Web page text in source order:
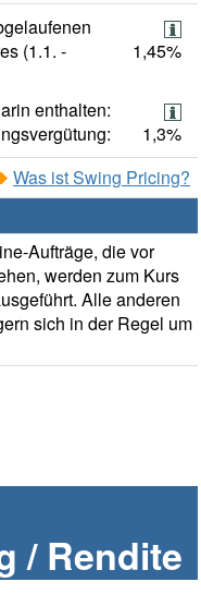
(1.1. -
1,45%
enthalten:
1,3%
Was ist Swing Pricing?
Aufträge, die vor
werden zum Kurs
Alle anderen
sich in der Regel um
/ Rendite